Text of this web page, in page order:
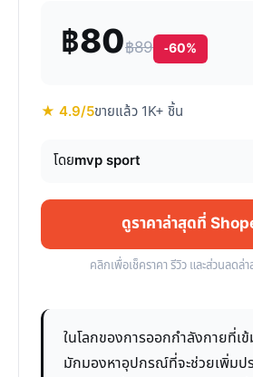
฿80฿89 -60%
★ 4.9/5ขายแล้ว 1K+ ชิ้น
โดยmvp sport
ดูราคาล่าสุดที่
คลิกเพื่อเช็คราคา รีวิว และส่วนลด
ในโลกของการออกกำลังกายที่เ
มักมองหาอุปกรณ์ที่จะช่วยเพิ่มป